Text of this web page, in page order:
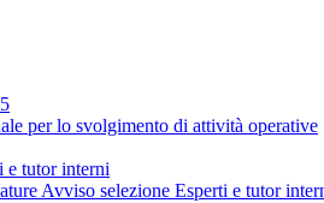
per lo svolgimento di attività operative
e tutor interni
Avviso selezione Esperti e tutor